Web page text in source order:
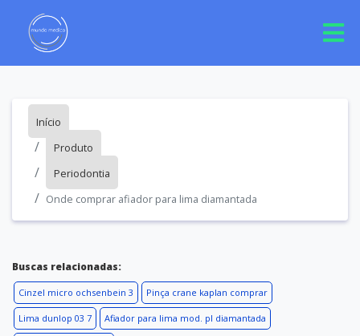
Início
Produto
Periodontia
Onde comprar afiador para lima diamantada
Buscas relacionadas:
Cinzel micro ochsenbein 3 Pinça crane kaplan comprar
Lima dunlop 03 7 Afiador para lima mod. pl diamantada